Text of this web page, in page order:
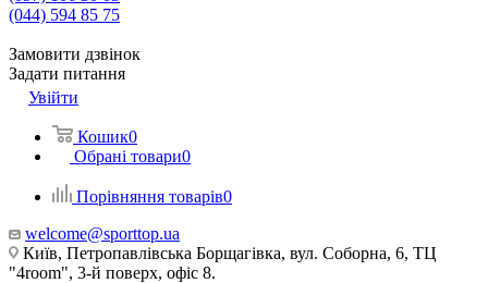
(044) 594 85 75
Замовити дзвінок
Задати питання
Увійти
Кошик0
Обрані товари0
Порівняння товарів0
welcome@sporttop.ua
Київ, Петропавлівська Борщагівка, вул. Соборна, 6, ТЦ
"4room", 3-й поверх, офіс 8.